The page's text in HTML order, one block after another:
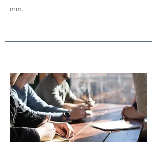
mm.